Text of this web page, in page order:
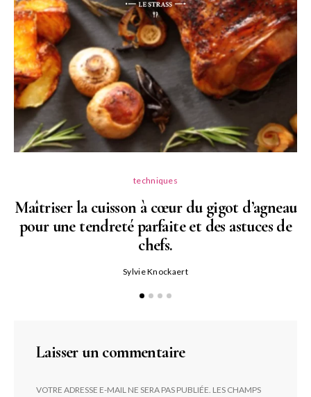
techniques
Maîtriser la cuisson à cœur du gigot d’agneau
pour une tendreté parfaite et des astuces de
chefs.
Sylvie Knockaert
Laisser un commentaire
VOTRE ADRESSE E-MAIL NE SERA PAS PUBLIÉE. LES CHAMPS